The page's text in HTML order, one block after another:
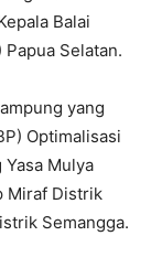
Balai
Selatan.
yang
Optimalisasi
Mulya
Miraf Distrik
Semangga.